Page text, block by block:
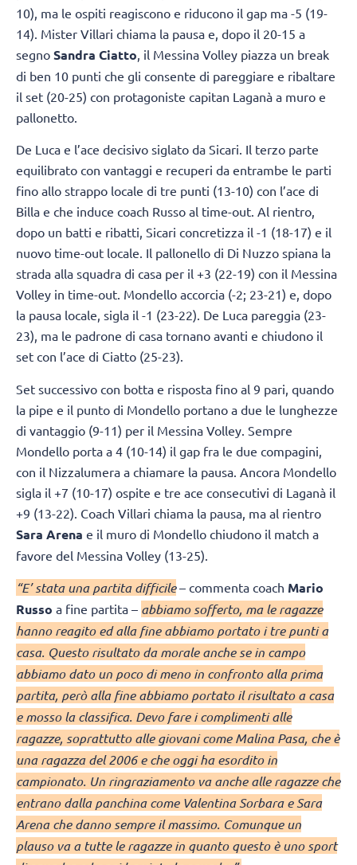
10), ma le ospiti reagiscono e riducono il gap ma -5 (19-
14). Mister Villari chiama la pausa e, dopo il 20-15 a
segno Sandra Ciatto , il Messina Volley piazza un break
di ben 10 punti che gli consente di pareggiare e ribaltare
il set (20-25) con protagoniste capitan Laganà a muro e
pallonetto.
De Luca e l’ace decisivo siglato da Sicari. Il terzo parte
equilibrato con vantaggi e recuperi da entrambe le parti
fino allo strappo locale di tre punti (13-10) con l’ace di
Billa e che induce coach Russo al time-out. Al rientro,
dopo un batti e ribatti, Sicari concretizza il -1 (18-17) e il
nuovo time-out locale. Il pallonello di Di Nuzzo spiana la
strada alla squadra di casa per il +3 (22-19) con il Messina
Volley in time-out. Mondello accorcia (-2; 23-21) e, dopo
la pausa locale, sigla il -1 (23-22). De Luca pareggia (23-
23), ma le padrone di casa tornano avanti e chiudono il
set con l’ace di Ciatto (25-23).
Set successivo con botta e risposta fino al 9 pari, quando
la pipe e il punto di Mondello portano a due le lunghezze
di vantaggio (9-11) per il Messina Volley. Sempre
Mondello porta a 4 (10-14) il gap fra le due compagini,
con il Nizzalumera a chiamare la pausa. Ancora Mondello
sigla il +7 (10-17) ospite e tre ace consecutivi di Laganà il
+9 (13-22). Coach Villari chiama la pausa, ma al rientro
Sara Arena e il muro di Mondello chiudono il match a
favore del Messina Volley (13-25).
“E’ stata una partita difficile– commenta coach Mario
Russo a fine partita – abbiamo sofferto, ma le ragazze
hanno reagito ed alla fine abbiamo portato i tre punti a
casa. Questo risultato da morale anche se in campo
abbiamo dato un poco di meno in confronto alla prima
partita, però alla fine abbiamo portato il risultato a casa
e mosso la classifica. Devo fare i complimenti alle
ragazze, soprattutto alle giovani come Malina Pasa, che è
una ragazza del 2006 e che oggi ha esordito in
campionato. Un ringraziamento va anche alle ragazze che
entrano dalla panchina come Valentina Sorbara e Sara
Arena che danno sempre il massimo. Comunque un
plauso va a tutte le ragazze in quanto questo è uno sport